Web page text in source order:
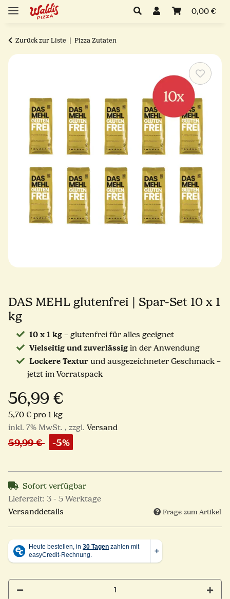
0,00 €
Zurück zur Liste Pizza Zutaten
DAS MEHL glutenfrei | Spar-Set 10 x 1
kg
10 x 1 kg– glutenfrei für alles geeignet
Vielseitig und zuverlässig in der Anwendung
Lockere Textur und ausgezeichneter Geschmack –
jetzt im Vorratspack
56,99 €
5,70 € pro 1 kg
inkl. 7% MwSt. , zzgl. Versand
59,99 € -5%
Sofort verfügbar
Lieferzeit: 3 - 5 Werktage
Versanddetails
Frage zum Artikel